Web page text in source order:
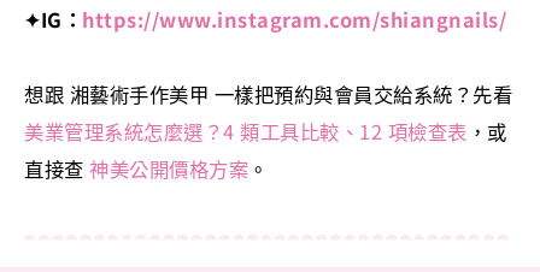
✦IG： https://www.instagram.com/shiangnails/
想跟 湘藝術手作美甲 一樣把預約與會員交給系統？先看
美業管理系統怎麼選？4 類工具比較、12 項檢查表 ，或
直接查 神美公開價格方案 。